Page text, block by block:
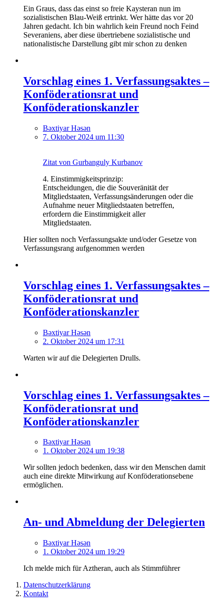
Ein Graus, dass das einst so freie Kaysteran nun im
sozialistischen Blau-Weiß ertrinkt. Wer hätte das vor 20
Jahren gedacht. Ich bin wahrlich kein Freund noch Feind
Severaniens, aber diese übertriebene sozialistische und
nationalistische Darstellung gibt mir schon zu denken
Vorschlag eines 1. Verfassungsaktes –
Konföderationsrat und
Konföderationskanzler
Bəxtiyar Həsən
7. Oktober 2024 um 11:30
Zitat von Gurbanguly Kurbanov
4. Einstimmigkeitsprinzip:
Entscheidungen, die die Souveränität der
Mitgliedstaaten, Verfassungsänderungen oder die
Aufnahme neuer Mitgliedstaaten betreffen,
erfordern die Einstimmigkeit aller
Mitgliedstaaten.
Hier sollten noch Verfassungsakte und/oder Gesetze von
Verfassungsrang aufgenommen werden
Vorschlag eines 1. Verfassungsaktes –
Konföderationsrat und
Konföderationskanzler
Bəxtiyar Həsən
2. Oktober 2024 um 17:31
Warten wir auf die Delegierten Drulls.
Vorschlag eines 1. Verfassungsaktes –
Konföderationsrat und
Konföderationskanzler
Bəxtiyar Həsən
1. Oktober 2024 um 19:38
Wir sollten jedoch bedenken, dass wir den Menschen damit
auch eine direkte Mitwirkung auf Konföderationsebene
ermöglichen.
An- und Abmeldung der Delegierten
Bəxtiyar Həsən
1. Oktober 2024 um 19:29
Ich melde mich für Aztheran, auch als Stimmführer
Datenschutzerklärung
Kontakt